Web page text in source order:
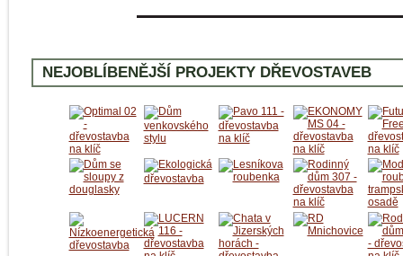
NEJOBLÍBENĚJŠÍ PROJEKTY DŘEVOSTAVEB